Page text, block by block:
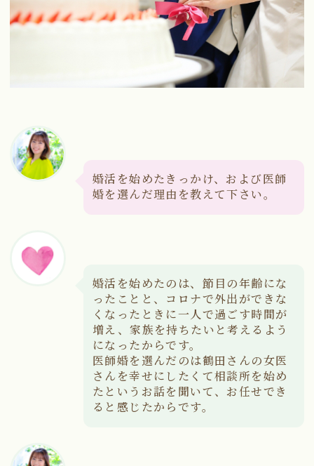
婚活を始めたきっかけ、および医師
婚を選んだ理由を教えて下さい。
婚活を始めたのは、節目の年齢にな
ったことと、コロナで外出ができな
くなったときに一人で過ごす時間が
増え、家族を持ちたいと考えるよう
になったからです。
医師婚を選んだのは鶴田さんの女医
さんを幸せにしたくて相談所を始め
たというお話を聞いて、お任せでき
ると感じたからです。